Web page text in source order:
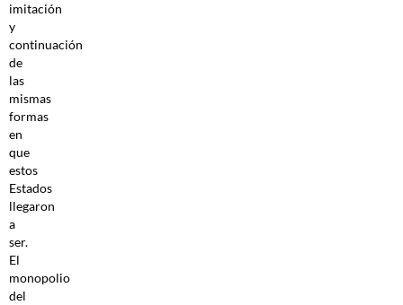
imitación
y
continuación
de
las
mismas
formas
en
que
estos
Estados
llegaron
a
ser.
El
monopolio
del